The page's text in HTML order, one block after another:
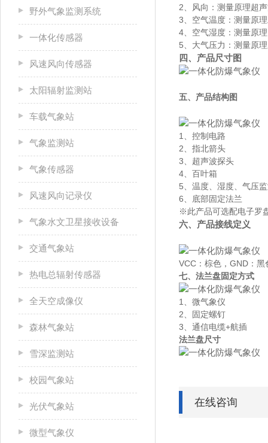
野外气象监测系统
一体化传感器
风速风向传感器
太阳辐射监测站
车载气象站
气象监测站
气象传感器
风速风向记录仪
气象水文卫星接收设备
交通气象站
热电总辐射传感器
全天空成像仪
森林气象站
雪深监测站
校园气象站
光伏气象站
微型气象仪
2、风向：测量原理超
3、空气温度：测量原
4、空气湿度：测量原
5、大气压力：测量原
四、产品尺寸图
五、产品结构图
1、控制电路
2、指北箭头
3、超声波探头
4、百叶箱
5、温度、湿度、气压
6、底部固定法兰
※此产品可选配电子罗
六、产品接线定义
VCC：棕色，GND：
七、法兰盘固定方式
1、微气象仪
2、固定螺钉
3、通信电缆+航插
法兰盘尺寸
在线咨询